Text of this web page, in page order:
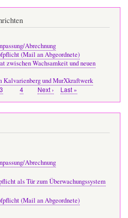
Abrechnung
(Mail an Abgeordnete)
zwischen Wachsamkeit und neuen
Kalvarienberg und MurXkraftwerk
Page
3 Page
4
Nächste
Next ›
Letzte
Last »
Abrechnung
als Tür zum Überwachungssystem
(Mail an Abgeordnete)